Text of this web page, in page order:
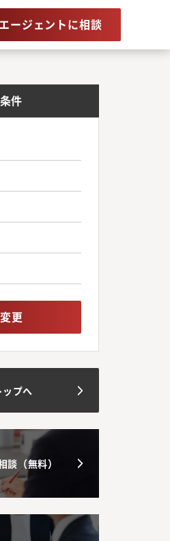
ージェントに相談
能性があります
件
更
プへ
談（無料）